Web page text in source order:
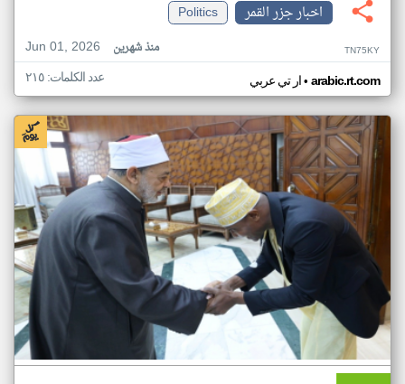
اخبار جزر القمر
Politics
Jun 01, 2026
منذ شهرين TN75KY
ار تي عربي• arabic.rt.com عدد الكلمات: ٢١٥